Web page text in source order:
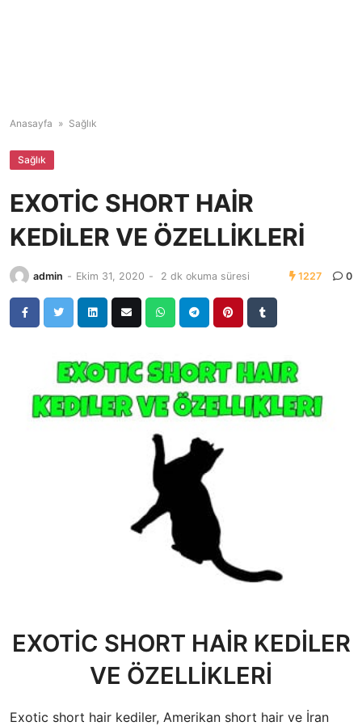
Anasayfa » Sağlık
Sağlık
EXOTİC SHORT HAİR
KEDİLER VE ÖZELLİKLERİ
admin - Ekim 31, 2020 - 2 dk okuma süresi 1227 0
EXOTİC SHORT HAİR KEDİLER
VE ÖZELLİKLERİ
Exotic short hair kediler, Amerikan short hair ve İran